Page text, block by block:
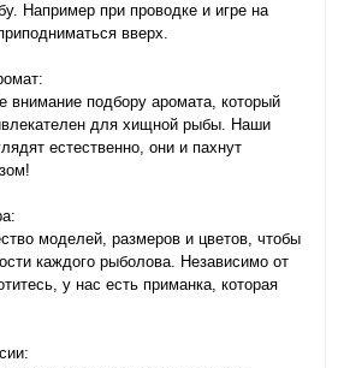
Например при проводке и игре на
вверх.
подбору аромата, который
для хищной рыбы. Наши
естественно, они и пахнут
моделей, размеров и цветов, чтобы
каждого рыболова. Независимо от
у нас есть приманка, которая